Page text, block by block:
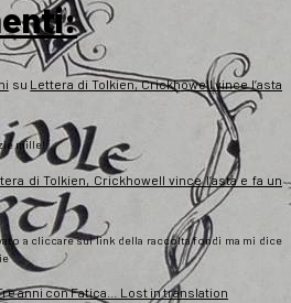
su Lettera di Tolkien, Crickhowell vince l’asta
mille!
di Tolkien, Crickhowell vince l’asta e fa un
a cliccare sul link della raccolta fondi ma mi dice
anni con Fatica… Lost in translation